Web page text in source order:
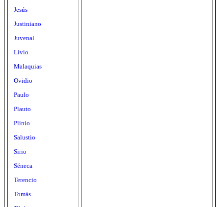
Jesús
Justiniano
Juvenal
Livio
Malaquias
Ovidio
Paulo
Plauto
Plinio
Salustio
Sirio
Séneca
Terencio
Tomás